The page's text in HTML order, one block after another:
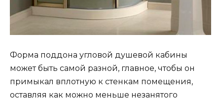
Форма поддона угловой душевой кабины
может быть самой разной, главное, чтобы он
примыкал вплотную к стенкам помещения,
оставляя как можно меньше незанятого